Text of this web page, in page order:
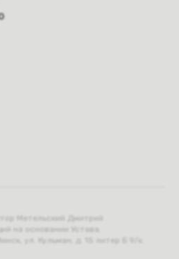
Метельский Дмитрий
на основании Устава.
ул. Кульман, д. 15 литер Б 9/к.